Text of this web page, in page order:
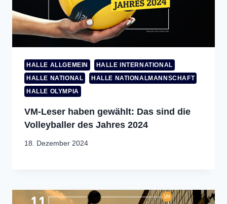
HALLE ALLGEMEIN
HALLE INTERNATIONAL
HALLE NATIONAL
HALLE NATIONALMANNSCHAFT
HALLE OLYMPIA
VM-Leser haben gewählt: Das sind die
Volleyballer des Jahres 2024
18. Dezember 2024